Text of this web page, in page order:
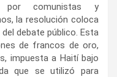
por comunistas y
la resolución coloca
debate público. Esta
de francos de oro,
impuesta a Haití bajo
que se utilizó para